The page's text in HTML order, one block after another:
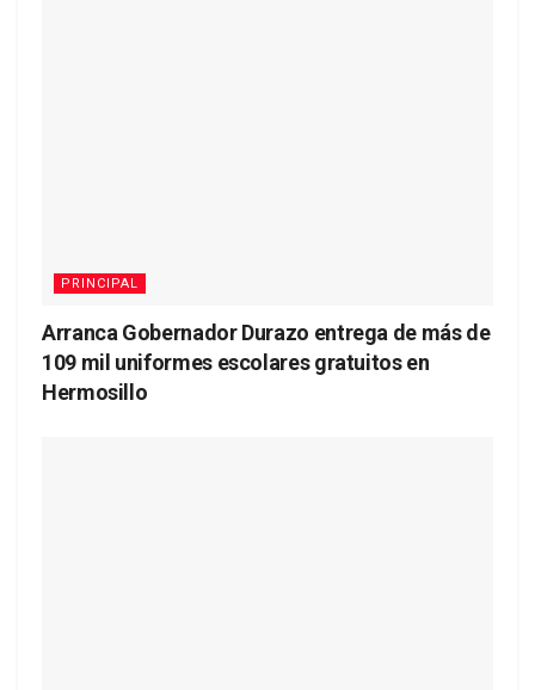
PRINCIPAL
Arranca Gobernador Durazo entrega de más de
109 mil uniformes escolares gratuitos en
Hermosillo